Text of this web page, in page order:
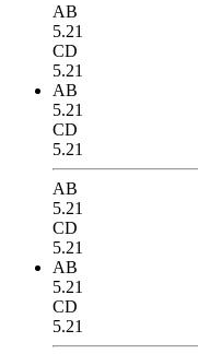
AB
5.21
CD
5.21
AB
5.21
CD
5.21
AB
5.21
CD
5.21
AB
5.21
CD
5.21